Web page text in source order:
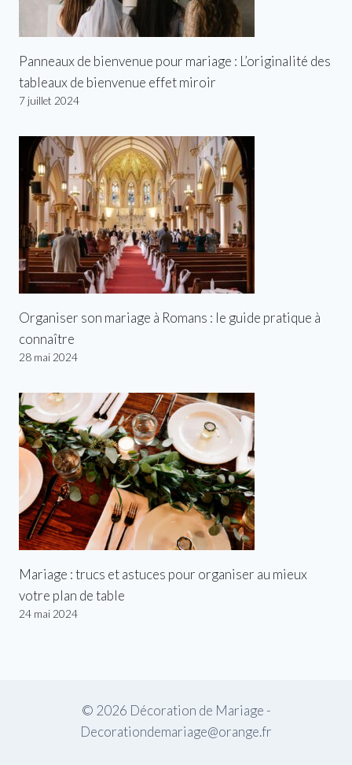
Panneaux de bienvenue pour mariage : L’originalité des
tableaux de bienvenue effet miroir
7 juillet 2024
Organiser son mariage à Romans : le guide pratique à
connaître
28 mai 2024
Mariage : trucs et astuces pour organiser au mieux
votre plan de table
24 mai 2024
© 2026 Décoration de Mariage -
Decorationdemariage@orange.fr